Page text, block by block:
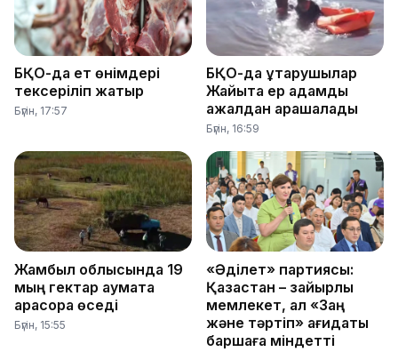
БҚО-да ет өнімдері
тексеріліп жатыр
Бүгін, 17:57
БҚО-да құтқарушылар
Жайықта ер адамды
ажалдан арашалады
Бүгін, 16:59
Жамбыл облысында 19
мың гектар аумақта
қарасора өседі
Бүгін, 15:55
«Әділет» партиясы:
Қазақстан – зайырлы
мемлекет, ал «Заң
және тәртіп» қағидаты
баршаға міндетті